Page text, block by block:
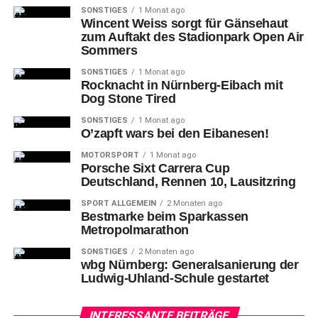
der Bestandsbrücke Frankenschnellweg hat
sich weiter verschlechtert, ebenso wie der Zustand des
Südwesttangente. Deshalb wurde auch die Sanierung
des Überführungsbauwerks in das Projekt aufgenommen,
Hafenbrücke Frankenschnellweg erfolgen. Der Bau der
Planfeststellungsbeschluss ab 2023 vorgesehen. Die
Bauzeit beträgt voraussichtlich vier Jahre.
SONSTIGES 1 Monat ago
Wincent Weiss sorgt für Gänsehaut
zum Auftakt des Stadionpark Open Air
Sommers
SONSTIGES 1 Monat ago
Rocknacht in Nürnberg-Eibach mit
Dog Stone Tired
SONSTIGES 1 Monat ago
O’zapft wars bei den Eibanesen!
MOTORSPORT 1 Monat ago
Porsche Sixt Carrera Cup
Deutschland, Rennen 10, Lausitzring
SPORT ALLGEMEIN 2 Monaten ago
Bestmarke beim Sparkassen
Metropolmarathon
SONSTIGES 2 Monaten ago
wbg Nürnberg: Generalsanierung der
Ludwig-Uhland-Schule gestartet